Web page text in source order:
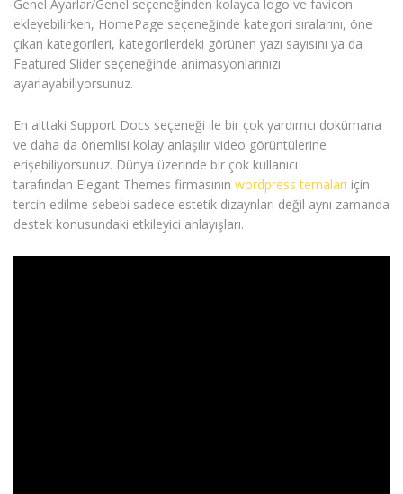
Genel Ayarlar/Genel seçeneğinden kolayca logo ve favicon
ekleyebilirken, HomePage seçeneğinde kategori sıralarını, öne
çıkan kategorileri, kategorilerdeki görünen yazı sayısını ya da
Featured Slider seçeneğinde animasyonlarınızı
ayarlayabiliyorsunuz.
En alttaki Support Docs seçeneği ile bir çok yardımcı dokümana
ve daha da önemlisi kolay anlaşılır video görüntülerine
erişebiliyorsunuz. Dünya üzerinde bir çok kullanıcı
tarafından Elegant Themes firmasının wordpress temaları için
tercih edilme sebebi sadece estetik dizaynları değil aynı zamanda
destek konusundaki etkileyici anlayışları.